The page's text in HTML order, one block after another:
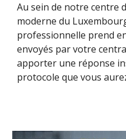
Au sein de notre centre
moderne du
professionnelle prend
envoyés par votre
apporter une réponse
protocole que vous